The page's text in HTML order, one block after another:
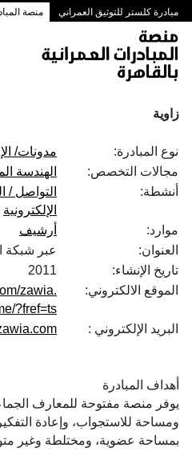
مبادرة كلستر للتوثيق العمراني منصة
زاوية
نوع المبادرة:
مدونات/
مجالات التخصص:
الهندسة
أنشطة:
التواصل /
الإلكترونية
موارد:
أرشيف
العنوان:
عبر شبكة
تاريخ الإنشاء:
2011
الموقع الالكتروني:
zawia.
?fref=ts
البريد الإلكتروني :
أهداف المبادرة
يوفر منصة مفتوحة للمعارف
ومساحة للاستجواب، وإعادة
بمساحة عضوية، ومختلطة وغير